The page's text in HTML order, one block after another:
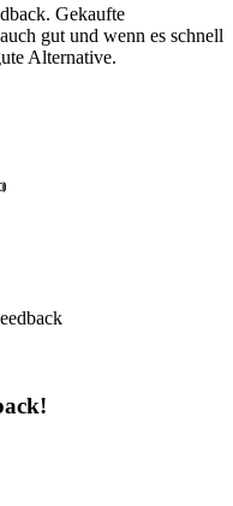
Gekaufte
gut und wenn es schnell
Alternative.